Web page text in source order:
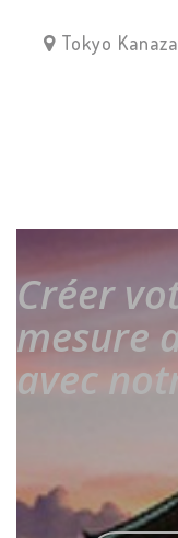
Tokyo
Créer
mesure
avec